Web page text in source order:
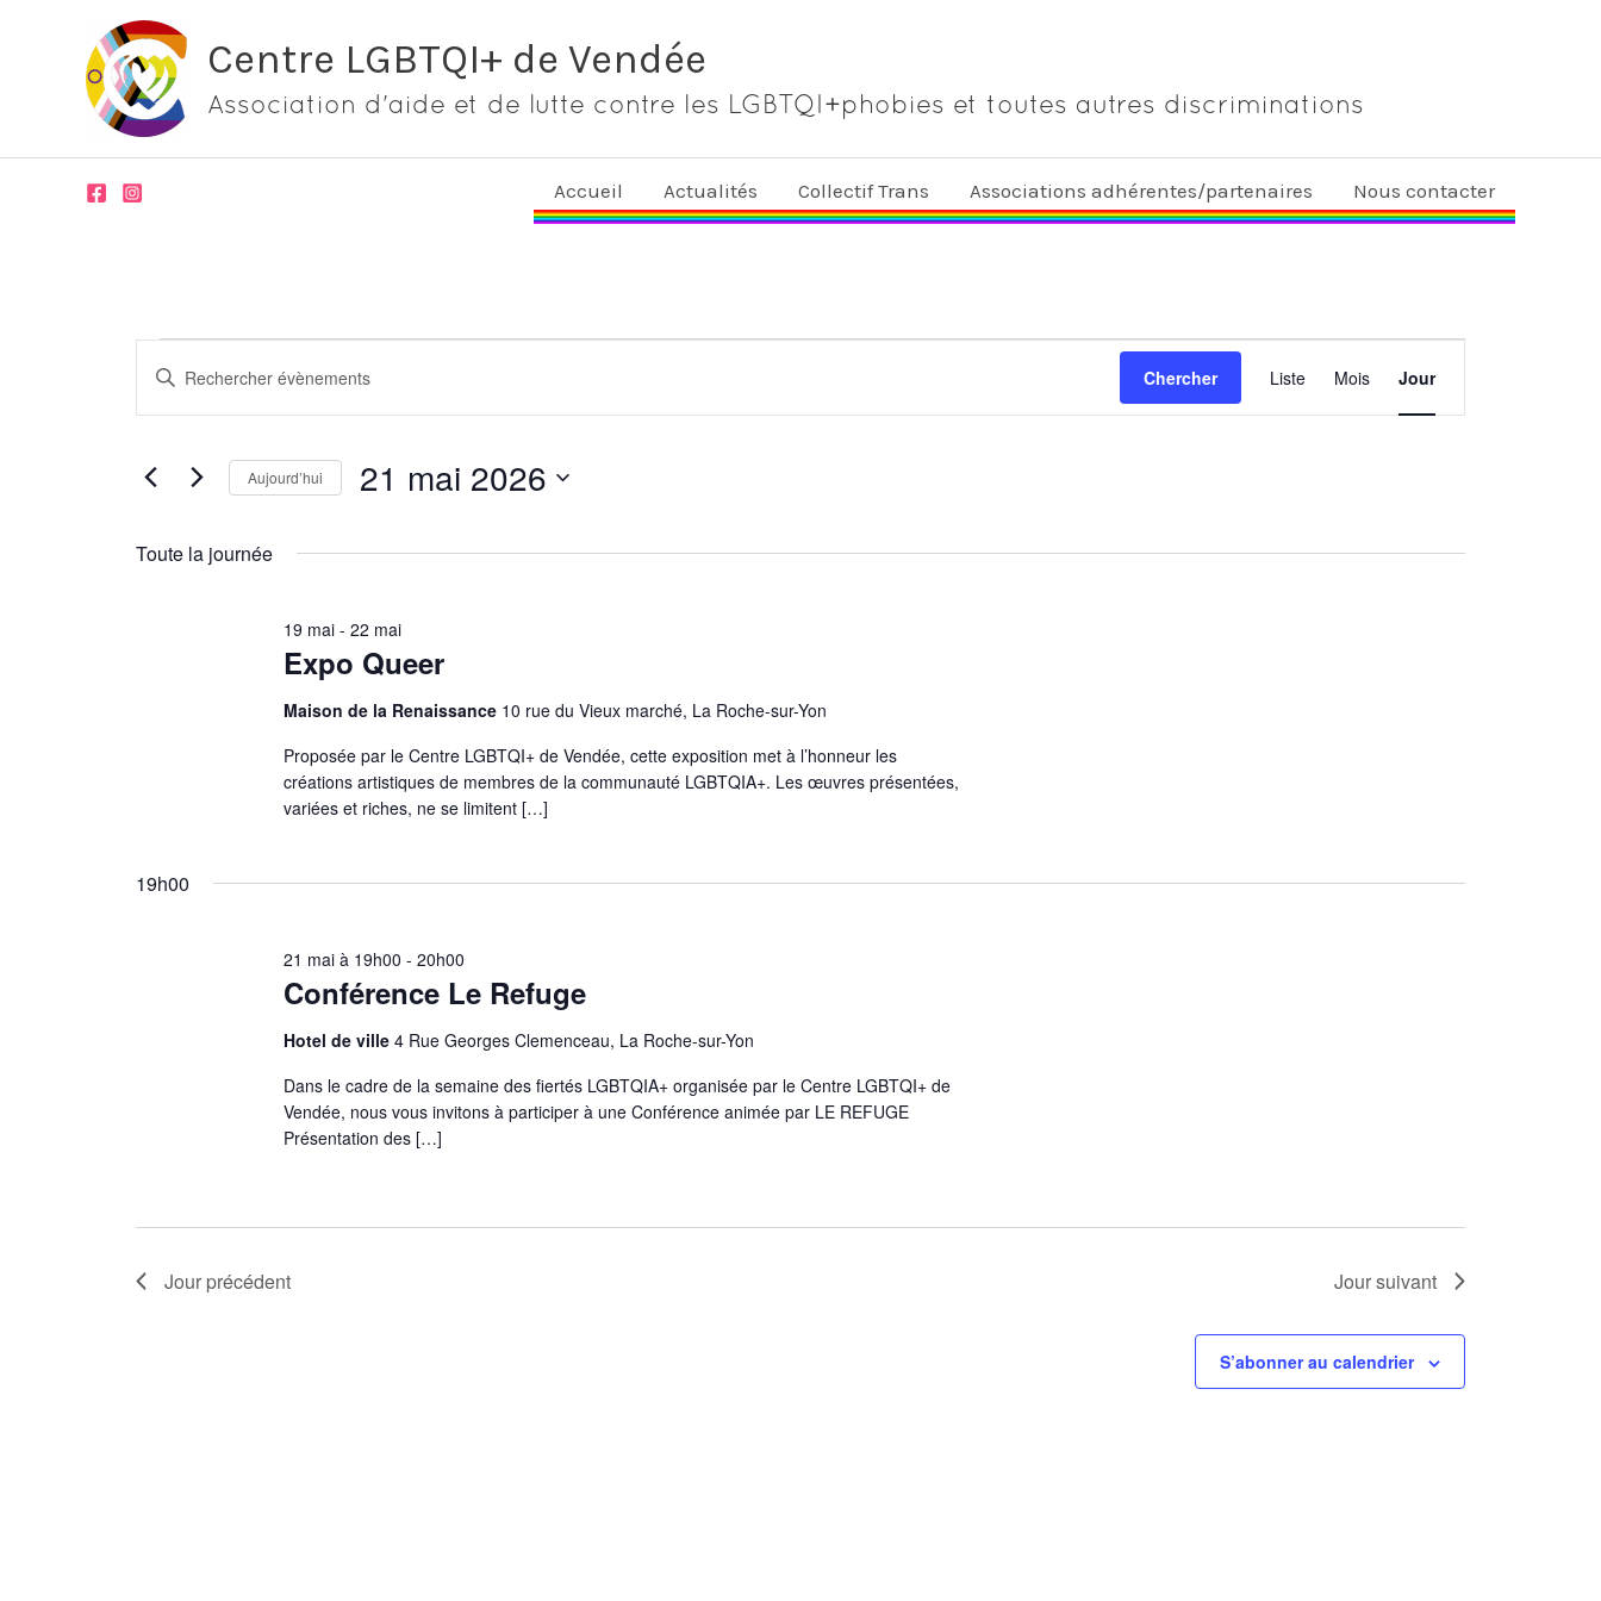
Centre LGBTQI+ de Vendée
Association d'aide et de lutte contre les LGBTQI+phobies et toutes autres discriminations
Accueil Actualités Collectif Trans Associations adhérentes/partenaires Nous contacter
for
21
2026
navigation
vues
Saisir
Rechercher
Chercher
de
vues
Liste Mois Jour
Aujourd’hui 21 mai 2026
une
Toute la journée
Expo Queer
19 mai- 22 mai
Maison de la Renaissance 10 rue du Vieux marché, La Roche-sur-Yon
Proposée par le Centre LGBTQI+ de Vendée, cette exposition met à l’honneur les
créations artistiques de membres de la communauté LGBTQIA+. Les œuvres présentées,
variées et riches, ne se limitent […]
19h00
Conférence Le Refuge
21 mai à 19h00 - 20h00
Hotel de ville 4 Rue Georges Clemenceau, La Roche-sur-Yon
Dans le cadre de la semaine des fiertés LGBTQIA+ organisée par le Centre LGBTQI+ de
Vendée, nous vous invitons à participer à une Conférence animée par LE REFUGE
Présentation des […]
Jour précédent Jour suivant
S’abonner au calendrier